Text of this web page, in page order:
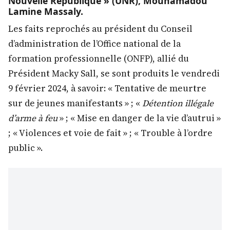
Lamine Massaly.
Les faits reprochés au président du Conseil
d’administration de l’Office national de la
formation professionnelle (ONFP), allié du
Président Macky Sall, se sont produits le vendredi
9 février 2024, à savoir: « Tentative de meurtre
sur de jeunes manifestants » ; «Détention illégale
d’arme à feu» ; « Mise en danger de la vie d’autrui »
; « Violences et voie de fait » ; « Trouble à l’ordre
public ».